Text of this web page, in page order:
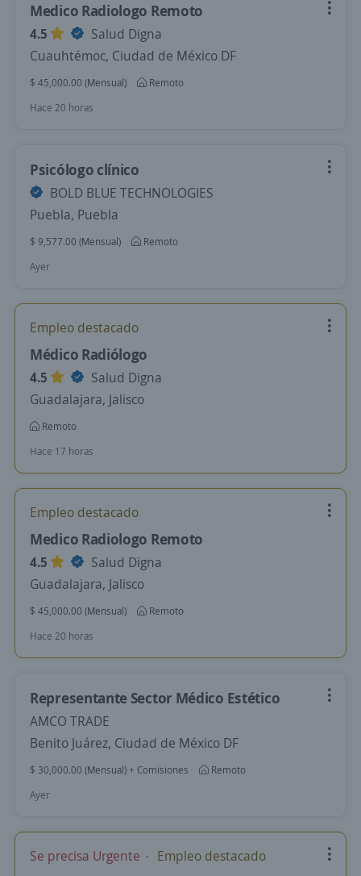
Medico Radiologo Remoto
4.5
Salud Digna
Cuauhtémoc, Ciudad de México DF
$ 45,000.00 (Mensual)
Remoto
Hace 20 horas
Psicólogo clínico
BOLD BLUE TECHNOLOGIES
Puebla, Puebla
$ 9,577.00 (Mensual)
Remoto
Ayer
Empleo destacado
Médico Radiólogo
4.5
Salud Digna
Guadalajara, Jalisco
Remoto
Hace 17 horas
Empleo destacado
Medico Radiologo Remoto
4.5
Salud Digna
Guadalajara, Jalisco
$ 45,000.00 (Mensual)
Remoto
Hace 20 horas
Representante Sector Médico Estético
AMCO TRADE
Benito Juárez, Ciudad de México DF
$ 30,000.00 (Mensual) + Comisiones
Remoto
Ayer
Se precisa Urgente Empleo destacado